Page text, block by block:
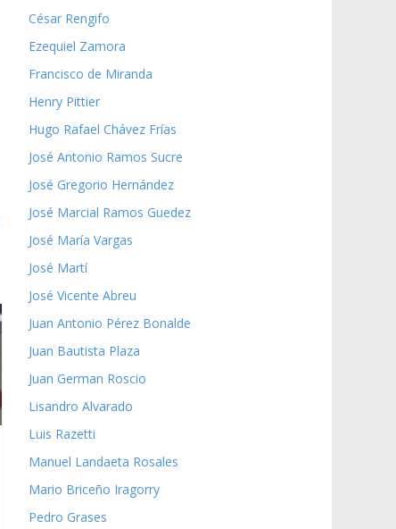
César Rengifo
Ezequiel Zamora
Francisco de Miranda
Henry Pittier
Hugo Rafael Chávez Frías
José Antonio Ramos Sucre
José Gregorio Hernández
José Marcial Ramos Guedez
José María Vargas
José Martí
José Vicente Abreu
Juan Antonio Pérez Bonalde
Juan Bautista Plaza
Juan German Roscio
Lisandro Alvarado
Luis Razetti
Manuel Landaeta Rosales
Mario Briceño Iragorry
Pedro Grases